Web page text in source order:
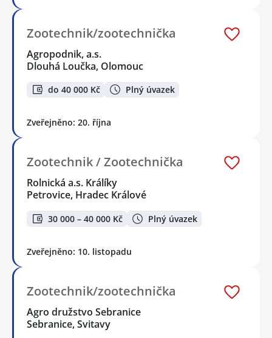
Zootechnik/zootechnička
Agropodnik, a.s.
Dlouhá Loučka, Olomouc
do 40 000 Kč Plný úvazek
Zveřejněno: 20. října
Zootechnik / Zootechnička
Rolnická a.s. Králíky
Petrovice, Hradec Králové
30 000 – 40 000 Kč Plný úvazek
Zveřejněno: 10. listopadu
Zootechnik/zootechnička
Agro družstvo Sebranice
Sebranice, Svitavy